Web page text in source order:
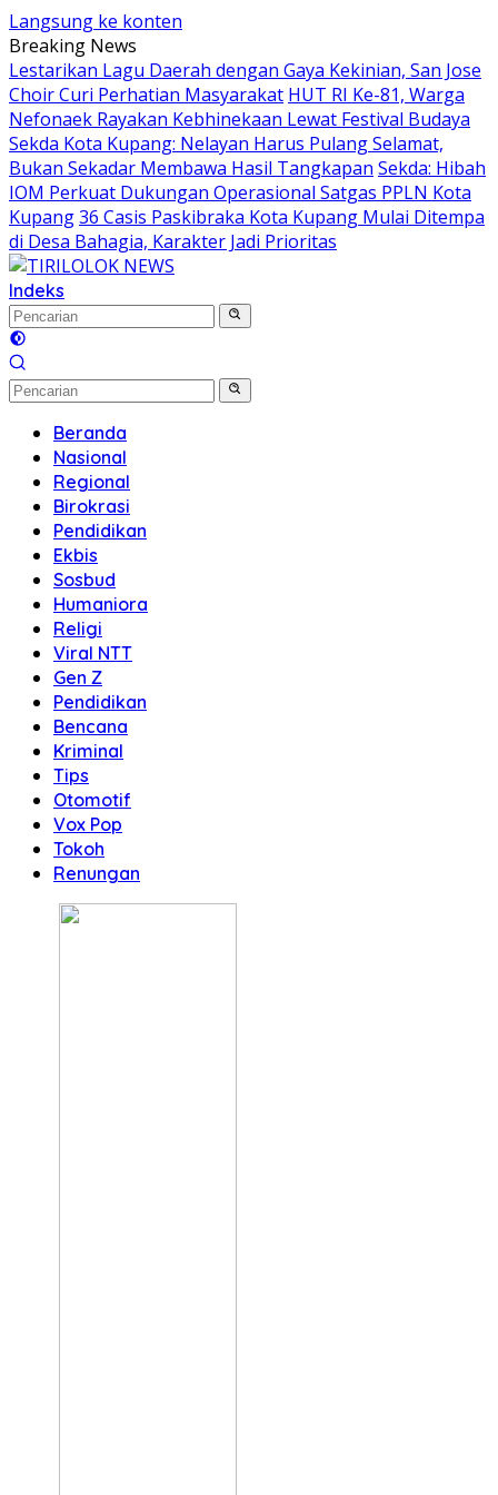
Langsung ke konten
Breaking News
Lestarikan Lagu Daerah dengan Gaya Kekinian, San Jose
Choir Curi Perhatian Masyarakat HUT RI Ke-81, Warga
Nefonaek Rayakan Kebhinekaan Lewat Festival Budaya
Sekda Kota Kupang: Nelayan Harus Pulang Selamat,
Bukan Sekadar Membawa Hasil Tangkapan Sekda: Hibah
IOM Perkuat Dukungan Operasional Satgas PPLN Kota
Kupang36 Casis Paskibraka Kota Kupang Mulai Ditempa
di Desa Bahagia, Karakter Jadi Prioritas
Indeks
Beranda
Nasional
Regional
Birokrasi
Pendidikan
Ekbis
Sosbud
Humaniora
Religi
Viral NTT
Gen Z
Pendidikan
Bencana
Kriminal
Tips
Otomotif
Vox Pop
Tokoh
Renungan